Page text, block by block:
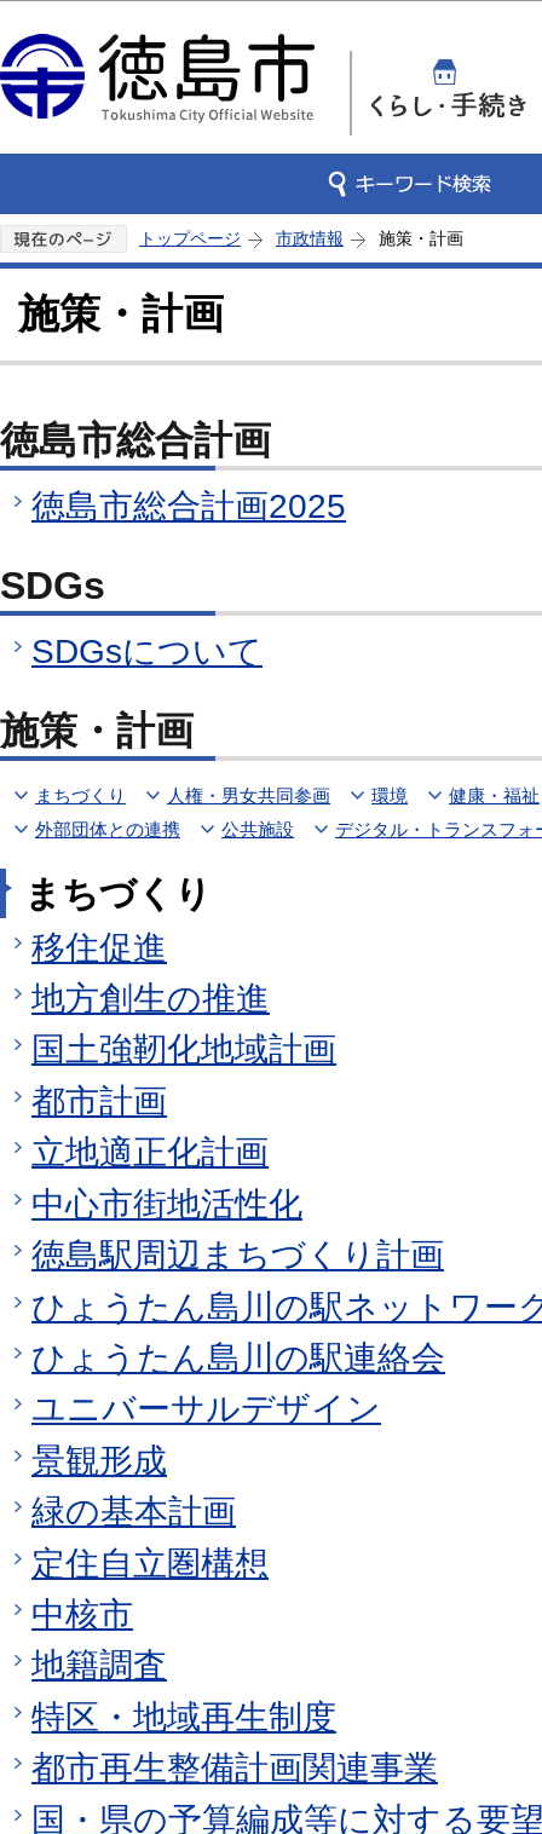
トップページ 市政情報 施策・計画
施策・計画
徳島市総合計画
徳島市総合計画2025
SDGs
SDGsについて
施策・計画
まちづくり 人権・男女共同参画 環境
健康・福祉
外部団体との連携
公共施設 デジタル・トランスフォ
まちづくり
移住促進
地方創生の推進
国土強靭化地域計画
都市計画
立地適正化計画
中心市街地活性化
徳島駅周辺まちづくり計画
ひょうたん島川の駅ネットワー
ひょうたん島川の駅連絡会
ユニバーサルデザイン
景観形成
緑の基本計画
定住自立圏構想
中核市
地籍調査
特区・地域再生制度
都市再生整備計画関連事業
国・県の予算編成等に対する要